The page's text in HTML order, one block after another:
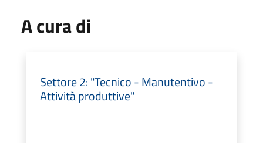
A cura di
Settore 2: "Tecnico - Manutentivo -
Attività produttive"